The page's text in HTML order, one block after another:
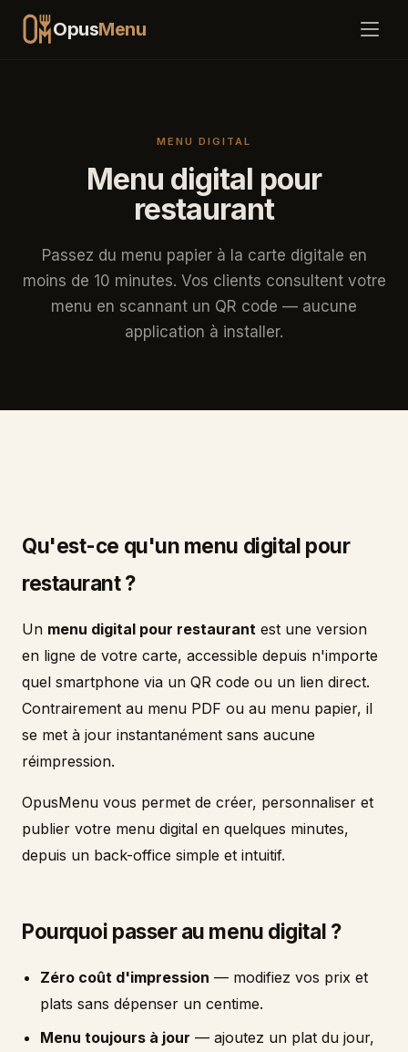
OpusMenu
Comment ça marche
FAQ
Blog
MENU DIGITAL
Menu digital pour
restaurant
Passez du menu papier à la carte digitale en
moins de 10 minutes. Vos clients consultent votre
menu en scannant un QR code — aucune
application à installer.
Qu'est-ce qu'un menu digital pour
restaurant ?
Un menu digital pour restaurant est une version
en ligne de votre carte, accessible depuis n'importe
quel smartphone via un QR code ou un lien direct.
Contrairement au menu PDF ou au menu papier, il
se met à jour instantanément sans aucune
réimpression.
OpusMenu vous permet de créer, personnaliser et
publier votre menu digital en quelques minutes,
depuis un back-office simple et intuitif.
Pourquoi passer au menu digital ?
Zéro coût d'impression — modifiez vos prix et
plats sans dépenser un centime.
Menu toujours à jour — ajoutez un plat du jour,